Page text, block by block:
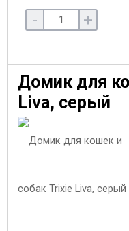
- +
Домик для
Liva, серый